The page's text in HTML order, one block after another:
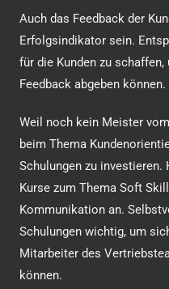
Auch das Feedback der
Erfolgsindikator sein.
für die Kunden zu
Feedback abgeben können.
Weil noch kein Meister
beim Thema
Schulungen zu
Kurse zum Thema Soft
Kommunikation an.
Schulungen wichtig, um
Mitarbeiter des
können.